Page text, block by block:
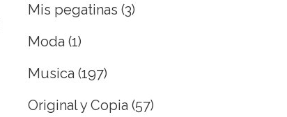
Mis pegatinas (3)
Moda (1)
Musica (197)
Original y Copia (57)